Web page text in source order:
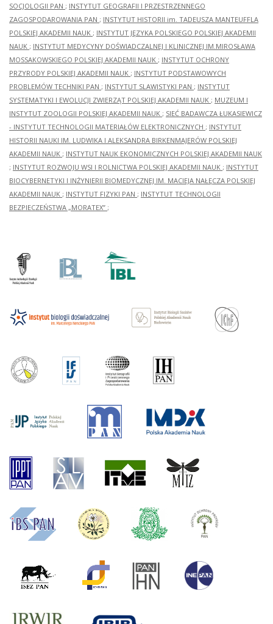
SOCJOLOGII PAN ; INSTYTUT GEOGRAFII I PRZESTRZENNEGO
ZAGOSPODAROWANIA PAN ; INSTYTUT HISTORII im. TADEUSZA MANTEUFFLA
POLSKIEJ AKADEMII NAUK ; INSTYTUT JĘZYKA POLSKIEGO POLSKIEJ AKADEMII
NAUK ; INSTYTUT MEDYCYNY DOŚWIADCZALNEJ I KLINICZNEJ IM.MIROSŁAWA
MOSSAKOWSKIEGO POLSKIEJ AKADEMII NAUK ; INSTYTUT OCHRONY
PRZYRODY POLSKIEJ AKADEMII NAUK ; INSTYTUT PODSTAWOWYCH
PROBLEMÓW TECHNIKI PAN ; INSTYTUT SLAWISTYKI PAN ; INSTYTUT
SYSTEMATYKI I EWOLUCJI ZWIERZĄT POLSKIEJ AKADEMII NAUK ; MUZEUM I
INSTYTUT ZOOLOGII POLSKIEJ AKADEMII NAUK ; SIEĆ BADAWCZA ŁUKASIEWICZ
- INSTYTUT TECHNOLOGII MATERIAŁÓW ELEKTRONICZNYCH ; INSTYTUT
HISTORII NAUKI IM. LUDWIKA I ALEKSANDRA BIRKENMAJERÓW POLSKIEJ
AKADEMII NAUK ; INSTYTUT NAUK EKONOMICZNYCH POLSKIEJ AKADEMII NAUK
; INSTYTUT ROZWOJU WSI I ROLNICTWA POLSKIEJ AKADEMII NAUK ; INSTYTUT
BIOCYBERNETYKI I INŻYNIERII BIOMEDYCZNEJ IM. MACIEJA NAŁĘCZA POLSKIEJ
AKADEMII NAUK ; INSTYTUT FIZYKI PAN ; INSTYTUT TECHNOLOGII
BEZPIECZEŃSTWA „MORATEX” ;